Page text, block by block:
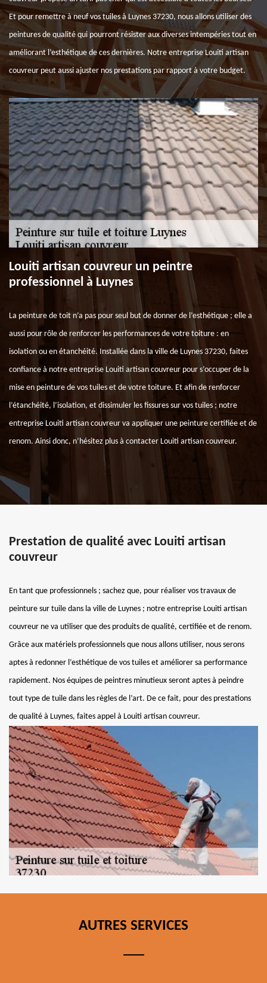
Et pour remettre à neuf vos tuiles à Luynes 37230, nous allons utiliser des
peintures de qualité qui pourront résister aux diverses intempéries tout en
améliorant l’esthétique de ces dernières. Notre entreprise Louiti artisan
couvreur peut aussi ajuster nos prestations par rapport à votre budget.
Louiti artisan couvreur un peintre
professionnel à Luynes
La peinture de toit n’a pas pour seul but de donner de l’esthétique ; elle a
aussi pour rôle de renforcer les performances de votre toiture : en
isolation ou en étanchéité. Installée dans la ville de Luynes 37230, faites
confiance à notre entreprise Louiti artisan couvreur pour s’occuper de la
mise en peinture de vos tuiles et de votre toiture. Et afin de renforcer
l’étanchéité, l’isolation, et dissimuler les fissures sur vos tuiles ; notre
entreprise Louiti artisan couvreur va appliquer une peinture certifiée et de
renom. Ainsi donc, n’hésitez plus à contacter Louiti artisan couvreur.
Prestation de qualité avec Louiti artisan
couvreur
En tant que professionnels ; sachez que, pour réaliser vos travaux de
peinture sur tuile dans la ville de Luynes ; notre entreprise Louiti artisan
couvreur ne va utiliser que des produits de qualité, certifiée et de renom.
Grâce aux matériels professionnels que nous allons utiliser, nous serons
aptes à redonner l’esthétique de vos tuiles et améliorer sa performance
rapidement. Nos équipes de peintres minutieux seront aptes à peindre
tout type de tuile dans les règles de l’art. De ce fait, pour des prestations
de qualité à Luynes, faites appel à Louiti artisan couvreur.
AUTRES SERVICES